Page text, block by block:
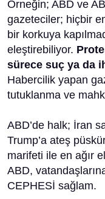
Örneğin; ABD ve
gazeteciler; hiçbir
bir korkuya
eleştirebiliyor.
sürece suç ya da
Habercilik yapan
tutuklanma ve
ABD’de halk; İran
Trump’a ateş
marifeti ile en ağır
ABD,
CEPHESİ sağlam.